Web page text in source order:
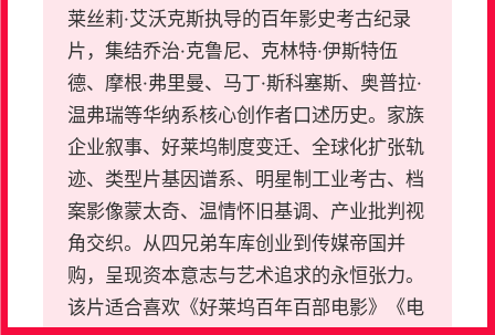
莱丝莉·艾沃克斯执导的百年影史考古纪录
片，集结乔治·克鲁尼、克林特·伊斯特伍
德、摩根·弗里曼、马丁·斯科塞斯、奥普拉·
温弗瑞等华纳系核心创作者口述历史。家族
企业叙事、好莱坞制度变迁、全球化扩张轨
迹、类型片基因谱系、明星制工业考古、档
案影像蒙太奇、温情怀旧基调、产业批判视
角交织。从四兄弟车库创业到传媒帝国并
购，呈现资本意志与艺术追求的永恒张力。
该片适合喜欢《好莱坞百年百部电影》《电